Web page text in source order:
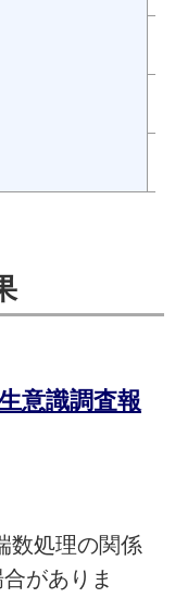
意識調査報
数処理の関係
がありま